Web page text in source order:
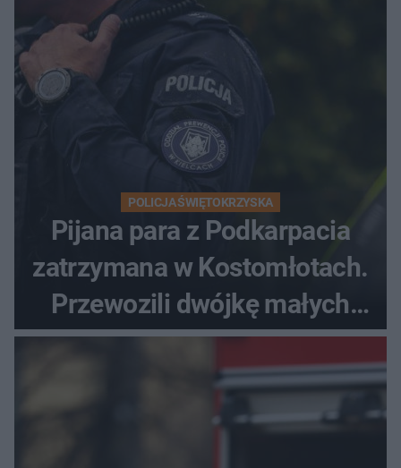
POLICJA ŚWIĘTOKRZYSKA
Pijana para z Podkarpacia
zatrzymana w Kostomłotach.
Przewozili dwójkę małych
dzieci